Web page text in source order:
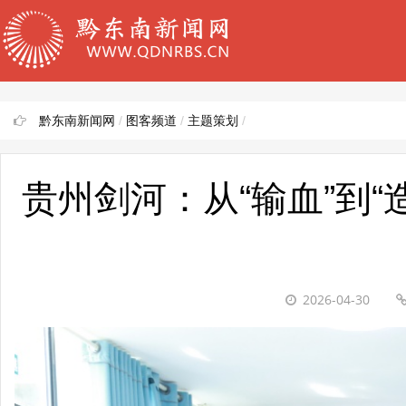
黔东南新闻网 / 图客频道 / 主题策划 /
贵州剑河：从“输血”到
2026-04-30